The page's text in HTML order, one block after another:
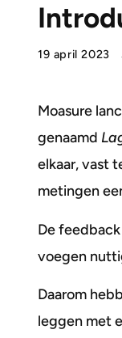
19 april 2023
Moasure
genaamd
elkaar, vast
metingen
De
voegen
Daarom
leggen met